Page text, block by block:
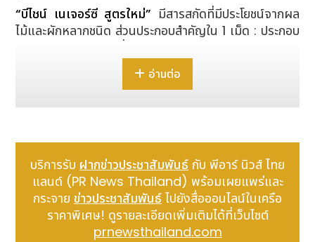
“บีไชน์ เนเจอร์ซี สูตรใหม่” มีสารสกัดที่มีประโยชน์จากผล
ไม้และผักหลากชนิด ส่วนประกอบสำคัญใน 1 เม็ด : ประกอบ
นอยด์ 100 มก., เบอร์รี่มิกซ์ 120 มก. (สตรอเบอร์รี่,
บลูเบอร์รี่, ราสพ์เบอร์รี่, เอลเดอร์เบอร์รี่, แบล็คเคอร์เรนท์,
รับประทานเพียงวันละ1 เม็ด พร้อมมื้ออาหาร มื้อเช้าหรือ
เย็น ดีต่อผิวพรรณและสุขภาพ ร่างกายเป็นของเรา ใคร
ดูแลร่างกายของตัวเองอยู่ตลอดเวลา ย่อมได้เปรียบ มีภูมิ
ต้านทานที่ดีต่อสู้กับเชื้อโรคร้าย เป็นผู้ที่แข็งแรงและมี
สุขภาพดีกว่าคนอื่น
“บีไชน์ เนเจอร์ซี สูตรใหม่” ขนาดบรรจุ 30 เม็ด แถมฟรีอีก
อ่านต่อ
บริการรับ ฝากข่าวประชาสัมพันธ์ กับ พีอาร์ นิวส์ ไทย
แลนด์ (PR News Thailand) พร้อมเผยแพร่และ
กระจาย ข่าวประชาสัมพันธ์ ไปยังสื่อออนไลน์ในเครือ
ราคาพิเศษ! ดูรายละเอียดเพิ่มเติมได้ที่เว็บไซต์
prnewsthailand.com